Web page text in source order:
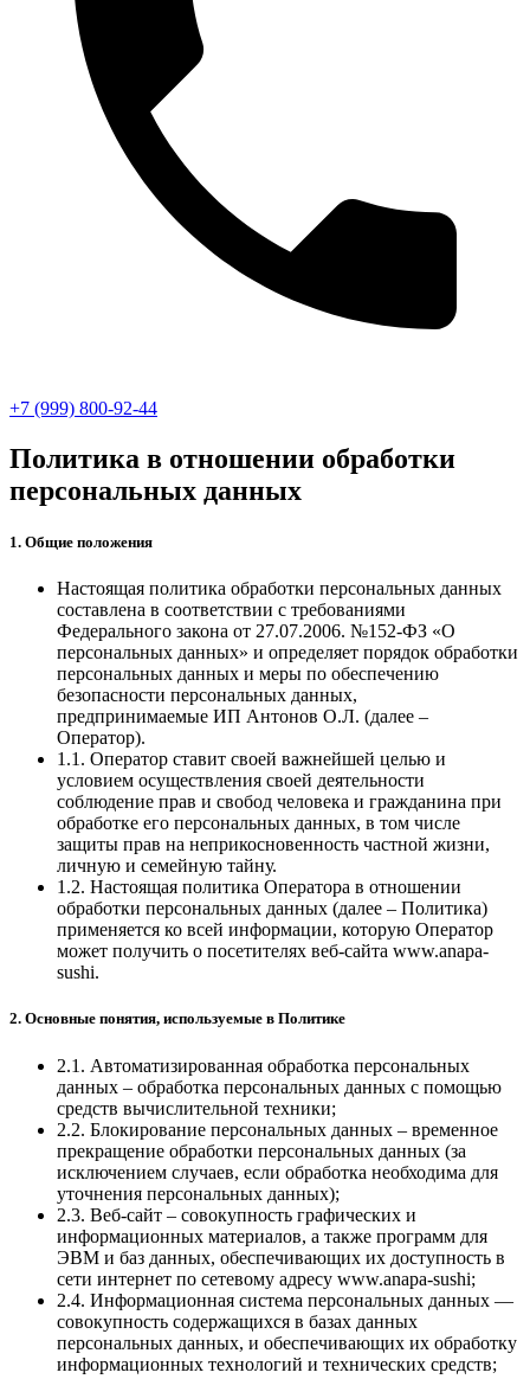
+7 (999) 800-92-44
Политика в отношении обработки
персональных данных
1. Общие положения
Настоящая политика обработки персональных данных
составлена в соответствии с требованиями
Федерального закона от 27.07.2006. №152-ФЗ «О
персональных данных» и определяет порядок обработки
персональных данных и меры по обеспечению
безопасности персональных данных,
предпринимаемые ИП Антонов О.Л. (далее –
Оператор).
1.1. Оператор ставит своей важнейшей целью и
условием осуществления своей деятельности
соблюдение прав и свобод человека и гражданина при
обработке его персональных данных, в том числе
защиты прав на неприкосновенность частной жизни,
личную и семейную тайну.
1.2. Настоящая политика Оператора в отношении
обработки персональных данных (далее – Политика)
применяется ко всей информации, которую Оператор
может получить о посетителях веб-сайта www.anapa-
sushi.
2. Основные понятия, используемые в Политике
2.1. Автоматизированная обработка персональных
данных – обработка персональных данных с помощью
средств вычислительной техники;
2.2. Блокирование персональных данных – временное
прекращение обработки персональных данных (за
исключением случаев, если обработка необходима для
уточнения персональных данных);
2.3. Веб-сайт – совокупность графических и
информационных материалов, а также программ для
ЭВМ и баз данных, обеспечивающих их доступность в
сети интернет по сетевому адресу www.anapa-sushi;
2.4. Информационная система персональных данных —
совокупность содержащихся в базах данных
персональных данных, и обеспечивающих их обработку
информационных технологий и технических средств;